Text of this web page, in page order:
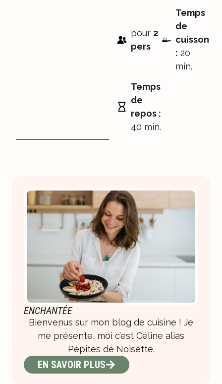
pour 2
pers
Temps
de
cuisson
: 20
min.
Temps
de
repos :
40 min.
ENCHANTÉE
Bienvenus sur mon blog de cuisine ! Je
me présente, moi c’est Céline alias
Pépites de Noisette.
EN SAVOIR PLUS